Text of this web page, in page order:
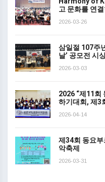
고 문화를 연
2026-03-26
삼일절 107주
날’ 공모전 시
2026-03-03
2026 “제11회
하기대회, 제3
2026-04-14
제34회 동요
악축제
2026-03-31